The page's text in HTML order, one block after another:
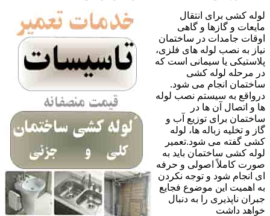
لوله کشی برای انتقال
مایعات و گازها و گاهی
اوقات جامدات در ساختمان
نیاز به نصب لوله های فلزی،
پلاستیکی یا سیمانی است که
در مرحله لوله کشی
ساختمان انجام می شود.
درواقع به سیستم نصب لوله
ها و اتصال آن ها در
ساختمان برای توزیع آب و
گاز و تخلیه زباله ها، لوله
کشی گفته می شود.تعمیر
لوله کشی ساختمان باید به
صورت کاملاً اصولی و حرفه
ای انجام شود و توجه نکردن
به اهمیت این موضوع فجایع
جبران ناپذیری را به دنبال
خواهد داشت